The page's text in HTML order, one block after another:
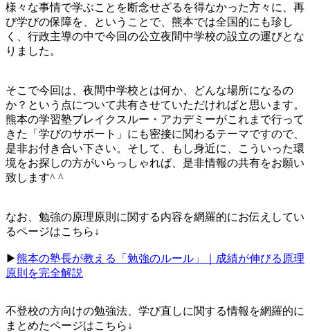
様々な事情で学ぶことを断念せざるを得なかった方々に、再
び学びの保障を、ということで、熊本では全国的にも珍し
く、行政主導の中で今回の公立夜間中学校の設立の運びとな
りました。
そこで今回は、夜間中学校とは何か、どんな場所になるの
か？という点について共有させていただければと思います。
熊本の学習塾ブレイクスルー・アカデミーがこれまで行って
きた「学びのサポート」にも密接に関わるテーマですので、
是非お付き合い下さい。そして、もし身近に、こういった環
境をお探しの方がいらっしゃれば、是非情報の共有をお願い
致します^ ^
なお、勉強の原理原則に関する内容を網羅的にお伝えしてい
るページはこちら↓
▶︎熊本の塾長が教える「勉強のルール」｜成績が伸びる原理
原則を完全解説
不登校の方向けの勉強法、学び直しに関する情報を網羅的に
まとめたページはこちら↓